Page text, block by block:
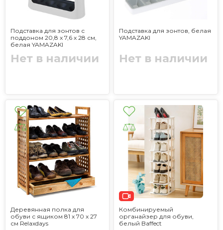
Подставка для зонтов с
поддоном 20,8 x 7,6 x 28 см,
белая YAMAZAKI
Нет в наличии
Подставка для зонтов, белая
YAMAZAKI
Нет в наличии
Деревянная полка для
обуви с ящиком 81 x 70 x 27
см Relaxdays
Комбинируемый
органайзер для обуви,
белый Baffect